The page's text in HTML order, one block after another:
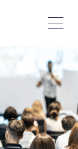
futurs
à qui